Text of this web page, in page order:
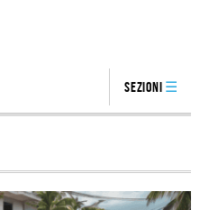
Sezioni